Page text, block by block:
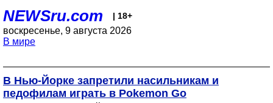
NEWSru.com | 18+
воскресенье, 9 августа 2026
В мире
В Нью-Йорке запретили насильникам и
педофилам играть в Pokemon Go